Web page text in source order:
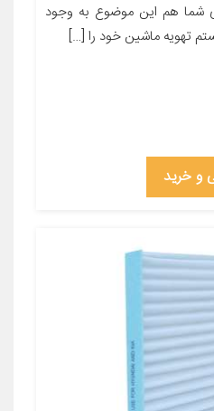
شما هم این موضوع به وجود
تهویه ماشین خود را […]
و خرید